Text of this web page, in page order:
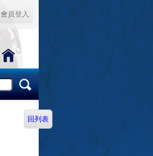
會員登入
回列表